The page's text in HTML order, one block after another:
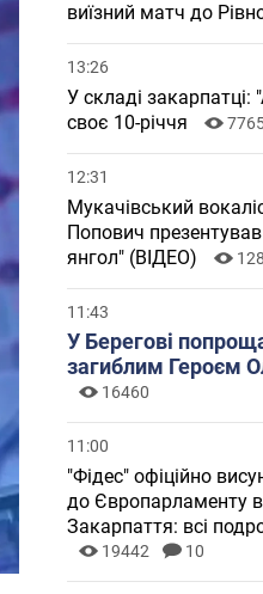
виїзний матч до
13:26
У складі закарпатці:
своє 10-річчя
12:31
Мукачівський
Попович
янгол" (ВІДЕО)
11:43
У Берегові
загиблим Героєм
16460
11:00
"Фідес" офіційно
до Європарламенту
Закарпаття: всі
19442 10